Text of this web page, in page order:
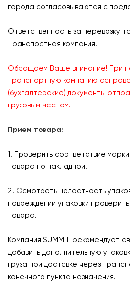
города согласовываются с
Ответственность за перевозку
Транспортная компания.
Обращаем Ваше внимание! При
транспортную компанию
(бухгалтерские) документы
грузовым местом.
Прием товара:
1. Проверить соответствие
товара по накладной.
2. Осмотреть целостность
повреждений упаковки
товара.
Компания SUMMIT рекомендует
добавить дополнительную
груза при доставке через
конечного пункта назначения.